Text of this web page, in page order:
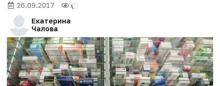
26.09.2017
Екатерина
Чалова